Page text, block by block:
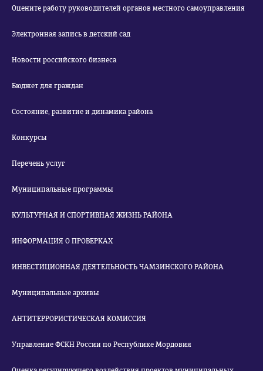
Оцените работу руководителей органов местного самоуправления
Электронная запись в детский сад
Новости российского бизнеса
Бюджет для граждан
Состояние, развитие и динамика района
Конкурсы
Перечень услуг
Муниципальные программы
КУЛЬТУРНАЯ И СПОРТИВНАЯ ЖИЗНЬ РАЙОНА
ИНФОРМАЦИЯ О ПРОВЕРКАХ
ИНВЕСТИЦИОННАЯ ДЕЯТЕЛЬНОСТЬ ЧАМЗИНСКОГО РАЙОНА
Муниципальные архивы
АНТИТЕРРОРИСТИЧЕСКАЯ КОМИССИЯ
Управление ФСКН России по Республике Мордовия